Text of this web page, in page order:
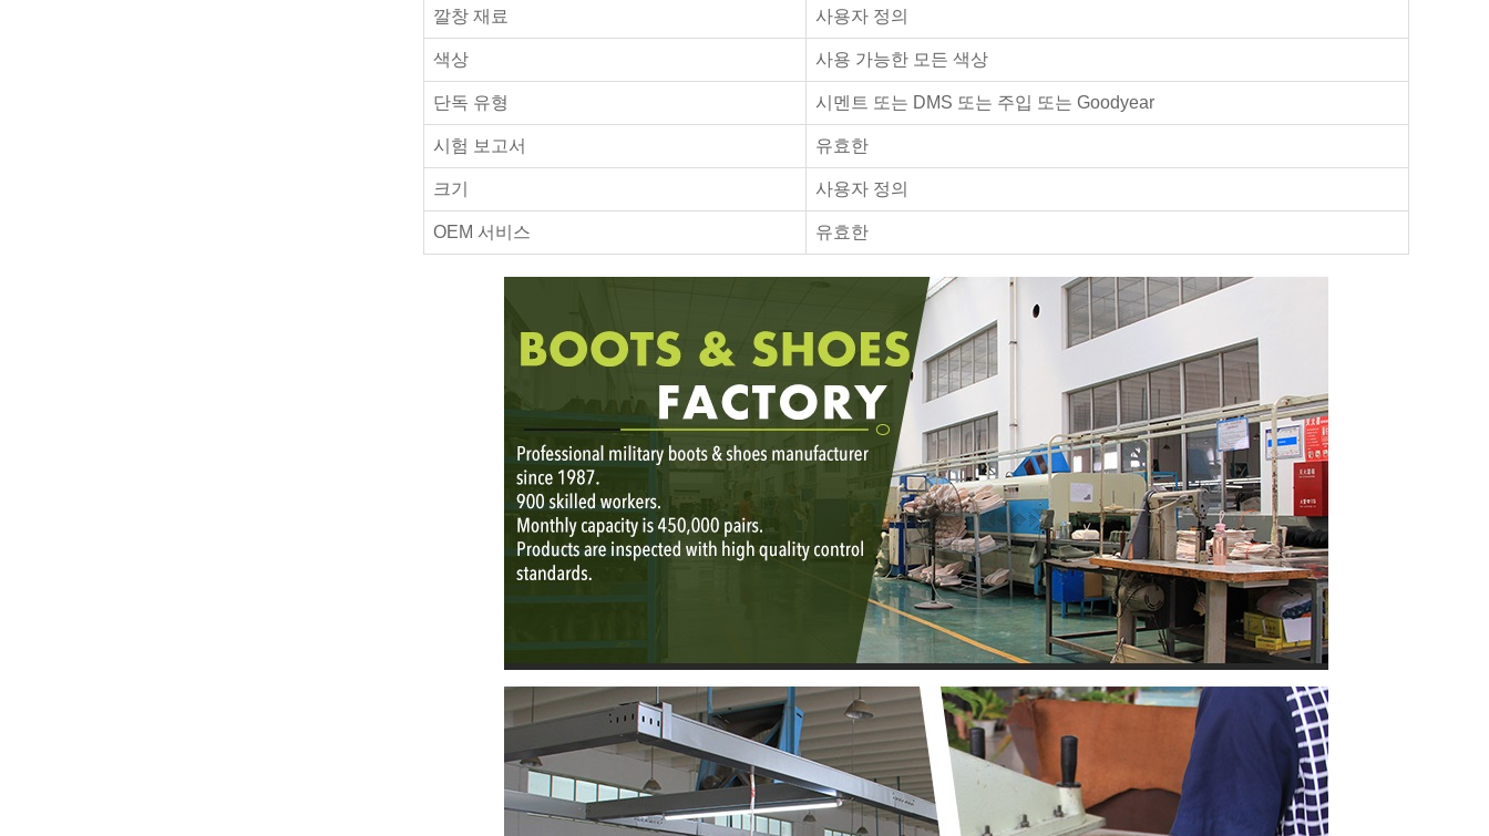
깔창 재료 사용자 정의
색상 사용 가능한 모든 색상
단독 유형 시멘트 또는 DMS 또는 주입 또는 Goodyear
시험 보고서 유효한
크기 사용자 정의
OEM 서비스 유효한